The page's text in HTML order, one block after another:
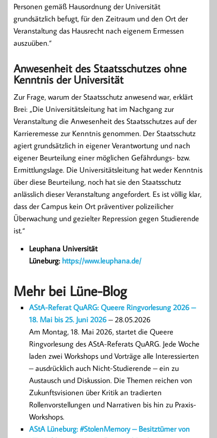
Personen gemäß Hausordnung der Universität
grundsätzlich befugt, für den Zeitraum und den Ort der
Veranstaltung das Hausrecht nach eigenem Ermessen
auszuüben.“
Anwesenheit des Staatsschutzes ohne
Kenntnis der Universität
Zur Frage, warum der Staatsschutz anwesend war, erklärt
Brei: „Die Universitätsleitung hat im Nachgang zur
Veranstaltung die Anwesenheit des Staatsschutzes auf der
Karrieremesse zur Kenntnis genommen. Der Staatsschutz
agiert grundsätzlich in eigener Verantwortung und nach
eigener Beurteilung einer möglichen Gefährdungs- bzw.
Ermittlungslage. Die Universitätsleitung hat weder Kenntnis
über diese Beurteilung, noch hat sie den Staatsschutz
anlässlich dieser Veranstaltung angefordert. Es ist völlig klar,
dass der Campus kein Ort präventiver polizeilicher
Überwachung und gezielter Repression gegen Studierende
ist.“
Leuphana Universität
Lüneburg: https://www.leuphana.de/
Mehr bei Lüne-Blog
AStA-Referat QuARG: Queere Ringvorlesung 2026 –
18. Mai bis 25. Juni 2026 – 28.05.2026
Am Montag, 18. Mai 2026, startet die Queere
Ringvorlesung des AStA-Referats QuARG. Jede Woche
laden zwei Workshops und Vorträge alle Interessierten
– ausdrücklich auch Nicht-Studierende – ein zu
Austausch und Diskussion. Die Themen reichen von
Zukunftsvisionen über Kritik an tradierten
Rollenvorstellungen und Narrativen bis hin zu Praxis-
Workshops.
AStA Lüneburg: #StolenMemory – Besitztümer von